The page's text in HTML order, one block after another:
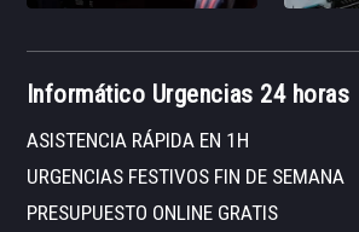
Informático Urgencias 24 horas
ASISTENCIA RÁPIDA EN 1H
URGENCIAS FESTIVOS FIN DE SEMANA
PRESUPUESTO ONLINE GRATIS